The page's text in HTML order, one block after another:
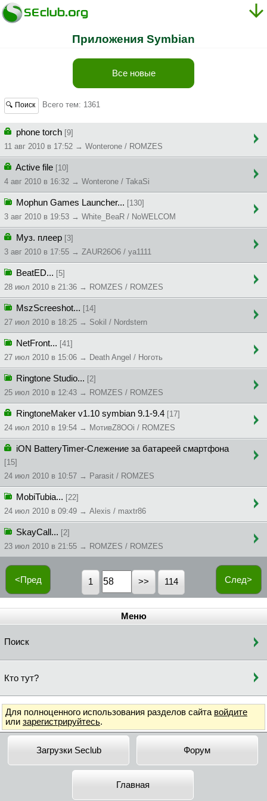
Приложения Symbian
Все новые
🔍 Поиск Всего тем: 1361
phone torch [9]
11 авг 2010 в 17:52 → Wonterone / ROMZES
Active file [10]
4 авг 2010 в 16:32 → Wonterone / TakaSi
Mophun Games Launcher... [130]
3 авг 2010 в 19:53 → White_BeaR / NoWELCOM
Муз. плеер [3]
3 авг 2010 в 17:55 → ZAUR26O6 / ya1111
BeatED... [5]
28 июл 2010 в 21:36 → ROMZES / ROMZES
MszScreeshot... [14]
27 июл 2010 в 18:25 → Sokil / Nordstern
NetFront... [41]
27 июл 2010 в 15:06 → Death Angel / Ноготь
Ringtone Studio... [2]
25 июл 2010 в 12:43 → ROMZES / ROMZES
RingtoneMaker v1.10 symbian 9.1-9.4 [17]
24 июл 2010 в 19:54 → MoтивZ8OOi / ROMZES
iON BatteryTimer-Слежение за батареей смартфона
[15]
24 июл 2010 в 10:57 → Parasit / ROMZES
MobiTubia... [22]
24 июл 2010 в 09:49 → Alexis / maxtr86
SkayCall... [2]
23 июл 2010 в 21:55 → ROMZES / ROMZES
<Пред След>
1 114
Меню
Поиск
Кто тут?
Для полноценного использования разделов сайта войдите
или зарегистрируйтесь.
Загрузки Seclub Форум
Главная